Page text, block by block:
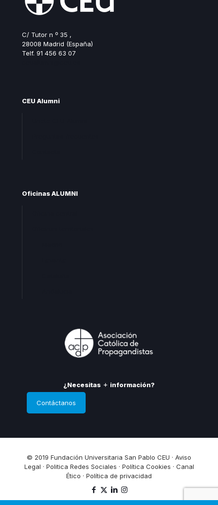
C/ Tutor n º 35 ,
28008 Madrid (España)
Telf. 91 456 63 07
CEU Alumni
Oficinas ALUMNI
¿Necesitas información?
Contáctanos
© 2019 Fundación Universitaria San Pablo CEU · Aviso
Legal · Politica Redes Sociales · Política Cookies · Canal
Ético · Política de privacidad